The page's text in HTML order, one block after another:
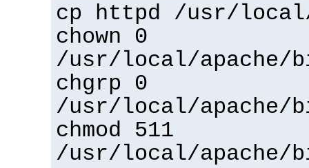
cp httpd /usr/
chown 0
/usr/local/apache/
chgrp 0
/usr/local/apache/
chmod 511
/usr/local/apache/